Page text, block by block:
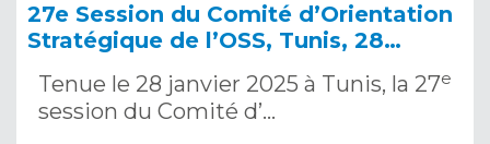
27e Session du Comité d’Orientation
Stratégique de l’OSS, Tunis, 28
Tenue le 28 janvier 2025 à Tunis, la 27e
session du Comité d’…